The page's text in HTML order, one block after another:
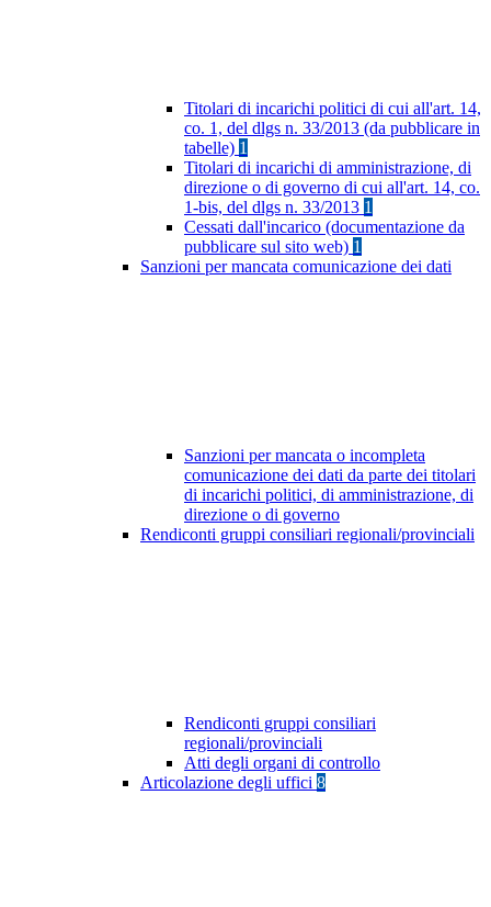
Titolari di incarichi politici di cui all'art. 14,
co. 1, del dlgs n. 33/2013 (da pubblicare in
tabelle) 1
Titolari di incarichi di amministrazione, di
direzione o di governo di cui all'art. 14, co.
1-bis, del dlgs n. 33/2013 1
Cessati dall'incarico (documentazione da
pubblicare sul sito web) 1
Sanzioni per mancata comunicazione dei dati
Sanzioni per mancata o incompleta
comunicazione dei dati da parte dei titolari
di incarichi politici, di amministrazione, di
direzione o di governo
Rendiconti gruppi consiliari regionali/provinciali
Rendiconti gruppi consiliari
regionali/provinciali
Atti degli organi di controllo
Articolazione degli uffici 8